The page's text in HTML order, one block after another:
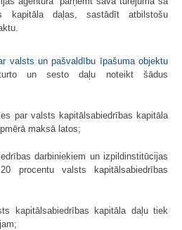
kapitāla daļas, sastādīt atbilstošu
valsts un pašvaldību īpašuma objektu
un sesto daļu noteikt šādus
par valsts kapitālsabiedrības kapitāla
maksā latos;
darbiniekiem un izpildinstitūcijas
procentu valsts kapitālsabiedrības
kapitālsabiedrības kapitāla daļu tiek